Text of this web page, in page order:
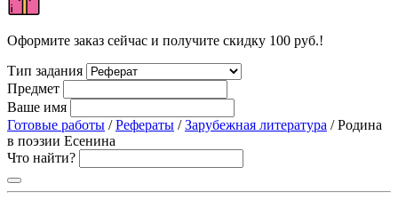
Оформите заказ сейчас и получите скидку 100 руб.!
Тип задания
Предмет
Ваше имя
Готовые работы /Рефераты /Зарубежная литература / Родина
в поэзии Есенина
Что найти?